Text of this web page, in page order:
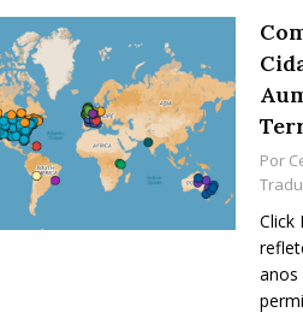
Por
Click
anos